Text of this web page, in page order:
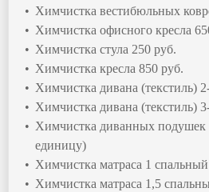
Химчистка вестибюльных
Химчистка офисного кресла
Химчистка стула 250 руб.
Химчистка кресла 850 руб.
Химчистка дивана (текстиль)
Химчистка дивана (текстиль)
Химчистка диванных подушек
единицу)
Химчистка матраса 1
Химчистка матраса 1,5